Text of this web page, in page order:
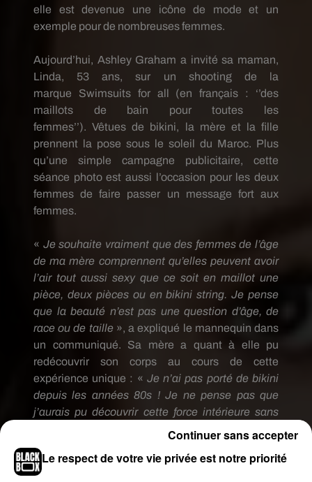
elle est devenue une icône de mode et un
exemple pour de nombreuses femmes.
Aujourd’hui, Ashley Graham a invité sa maman,
Linda, 53 ans, sur un
shooting
de la
marque
Swimsuits for all (en français :
‘’des
maillots de bain pour toutes les
femmes’’). Vêtues de bikini, la mère et la fille
prennent la pose sous le soleil du Maroc. Plus
qu’une simple campagne publicitaire, cette
séance photo est aussi l’occasion pour les deux
femmes de faire passer un message fort aux
femmes.
« Je souhaite vraiment que des femmes de l’âge
de ma mère comprennent qu’elles peuvent avoir
l’air tout aussi sexy que ce soit en maillot une
pièce, deux pièces ou en bikini string. Je pense
que la beauté n’est pas une question d’âge, de
race ou de taille», a expliqué le mannequin dans
un communiqué.
Sa mère a quant à elle pu
redécouvrir son corps au cours de cette
expérience unique : « Je n’ai pas porté de bikini
depuis les années 80s !Je ne pense pas que
j’aurais pu découvrir cette force intérieure sans
Le respect de votre vie privée est notre priorité
Continuer sans accepter